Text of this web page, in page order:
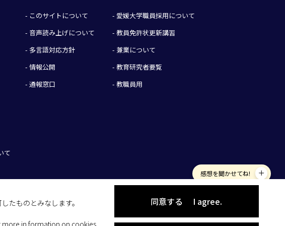
たものとみなします。
more in formation on cookies.
同意する I agree.
感想を聞かせてね!
て
- このサイトについて
- 音声読み上げについて
- 多言語対応方針
- 情報公開
- 通報窓口
- 愛媛大学職員採用について
- 教員免許状更新講習
- 兼業について
- 教育研究者要覧
- 教職員用